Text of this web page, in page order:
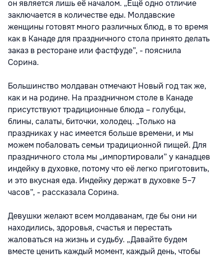
он является лишь её началом. „Ещё одно отличие
заключается в количестве еды. Молдавские
женщины готовят много различных блюд, в то время
как в Канаде для праздничного стола принято делать
заказ в ресторане или фастфуде”, - пояснила
Сорина.
Большинство молдаван отмечают Новый год так же,
как и на родине. На праздничном столе в Канаде
присутствуют традиционные блюда – голубцы,
блины, салаты, биточки, холодец. „Только на
праздниках у нас имеется больше времени, и мы
можем побаловать семьи традиционной пищей. Для
праздничного стола мы „импортировали” у канадцев
индейку в духовке, потому что её легко приготовить,
и это вкусная еда. Индейку держат в духовке 5–7
часов”, - рассказала Сорина.
Девушки желают всем молдаванам, где бы они ни
находились, здоровья, счастья и перестать
жаловаться на жизнь и судьбу. „Давайте будем
вместе ценить каждый момент, каждый день, чтобы